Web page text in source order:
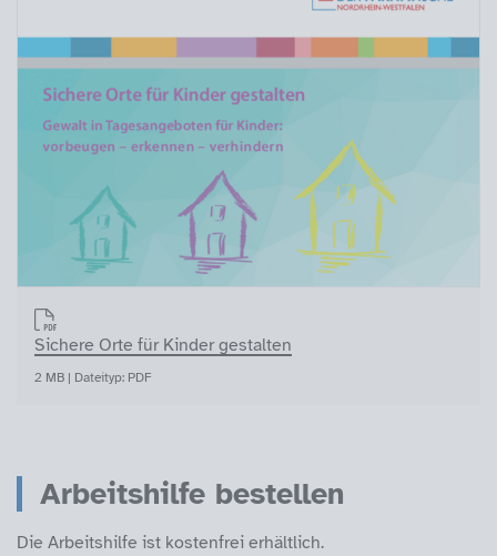
Sichere Orte für Kinder gestalten
2 MB | Dateityp: PDF
Arbeitshilfe bestellen
Die Arbeitshilfe ist kostenfrei erhältlich.